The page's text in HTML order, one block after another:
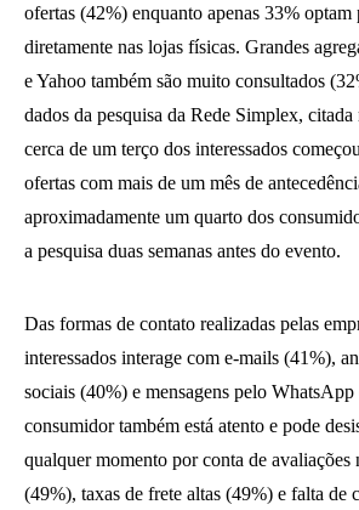
ofertas (42%) enquanto apenas 33% optam
diretamente nas lojas físicas. Grandes
e Yahoo também são muito consultados
dados da pesquisa da Rede Simplex,
cerca de um terço dos interessados
ofertas com mais de um mês de
aproximadamente um quarto dos
a pesquisa duas semanas antes do evento.
Das formas de contato realizadas pelas
interessados interage com e-mails (41%),
sociais (40%) e mensagens pelo
consumidor também está atento e pode
qualquer momento por conta de avaliações
(49%), taxas de frete altas (49%) e falta de